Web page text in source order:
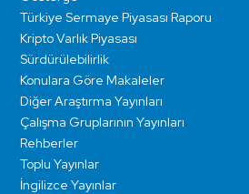
Türkiye Sermaye Piyasası Raporu
Kripto Varlık Piyasası
Sürdürülebilirlik
Konulara Göre Makaleler
Diğer Araştırma Yayınları
Çalışma Gruplarının Yayınları
Rehberler
Toplu Yayınlar
İngilizce Yayınlar